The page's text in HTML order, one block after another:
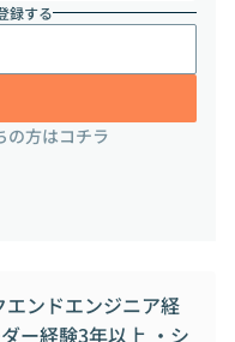
録する
の方はコチラ
ンドエンジニア経
ー経験3年以上 ・シ